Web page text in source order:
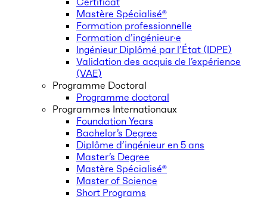
Mastère Spécialisé®
Formation professionnelle
Formation d’ingénieur·e
Ingénieur Diplômé par l’État (IDPE)
Validation des acquis de l’expérience
(VAE)
Programme Doctoral
Programme doctoral
Programmes Internationaux
Foundation Years
Bachelor’s Degree
Diplôme d’ingénieur en 5 ans
Master’s Degree
Mastère Spécialisé®
Master of Science
Short Programs